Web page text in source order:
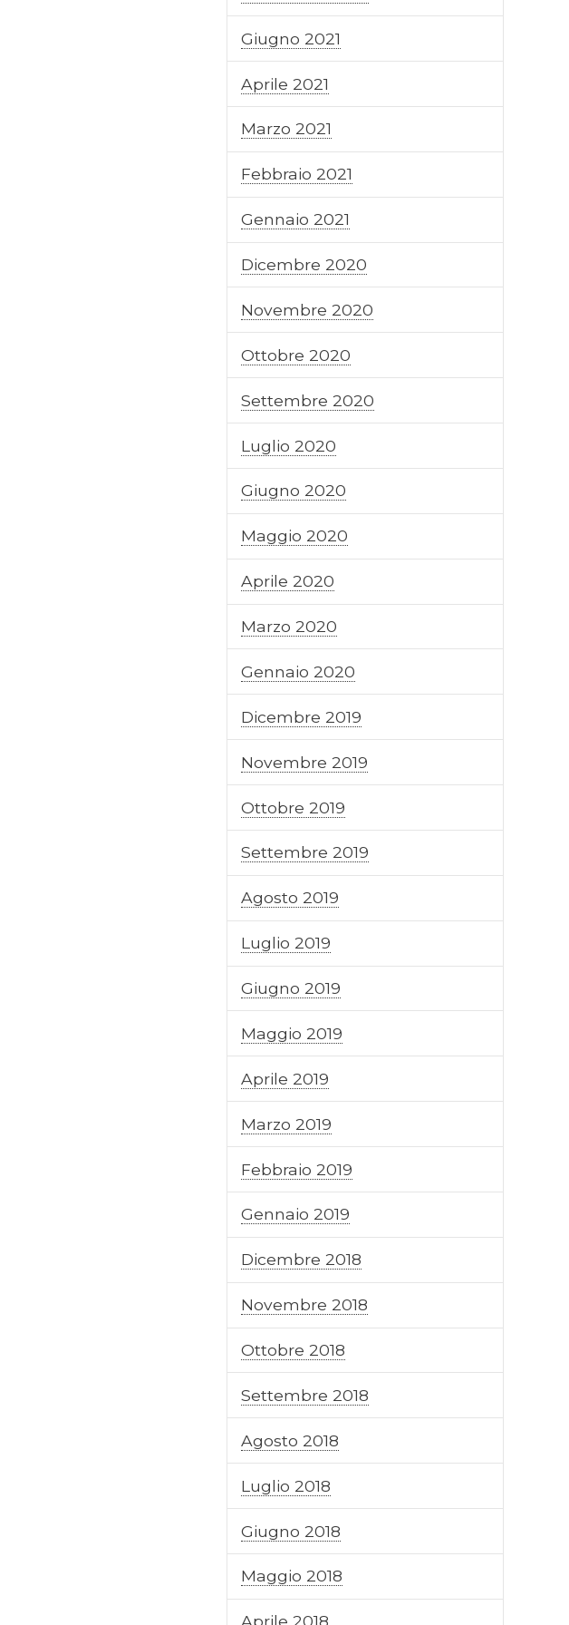
Giugno 2021
Aprile 2021
Marzo 2021
Febbraio 2021
Gennaio 2021
Dicembre 2020
Novembre 2020
Ottobre 2020
Settembre 2020
Luglio 2020
Giugno 2020
Maggio 2020
Aprile 2020
Marzo 2020
Gennaio 2020
Dicembre 2019
Novembre 2019
Ottobre 2019
Settembre 2019
Agosto 2019
Luglio 2019
Giugno 2019
Maggio 2019
Aprile 2019
Marzo 2019
Febbraio 2019
Gennaio 2019
Dicembre 2018
Novembre 2018
Ottobre 2018
Settembre 2018
Agosto 2018
Luglio 2018
Giugno 2018
Maggio 2018
Aprile 2018